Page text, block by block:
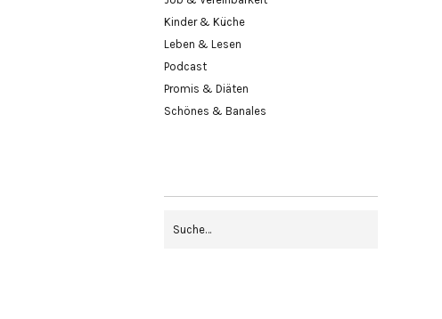
Kinder & Küche
Leben & Lesen
Podcast
Promis & Diäten
Schönes & Banales